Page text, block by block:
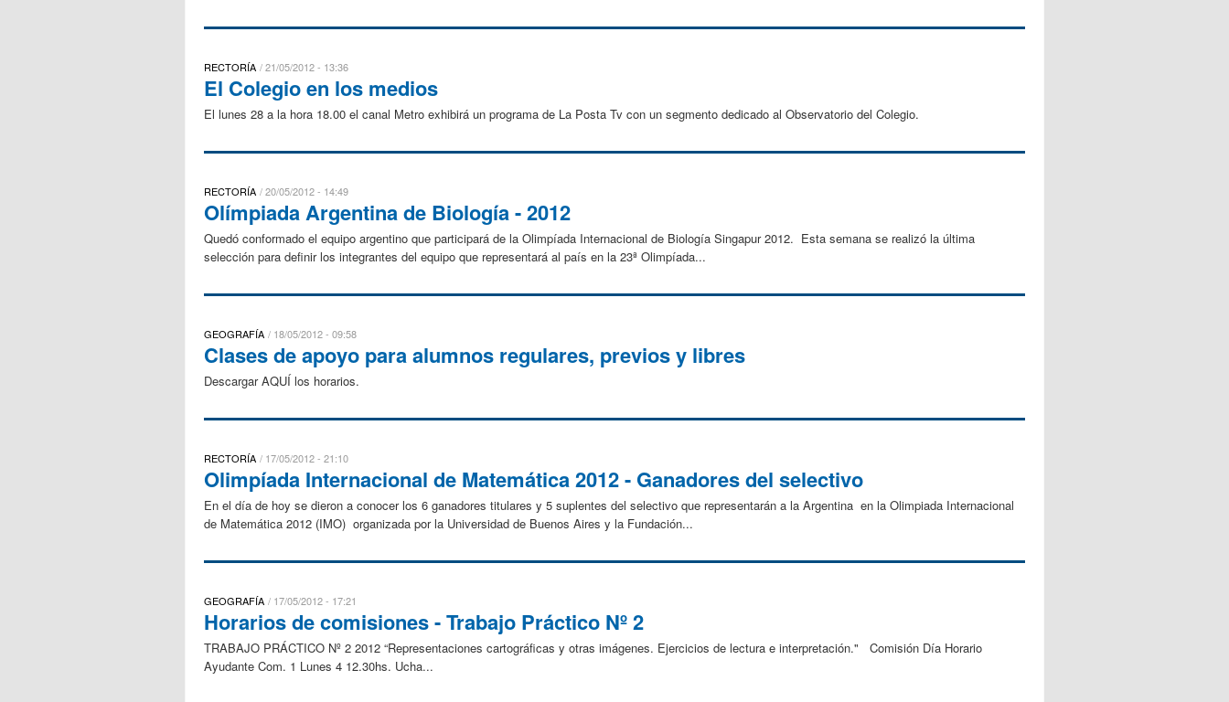
RECTORÍA 21/05/2012 - 13:36
El Colegio en los medios
El lunes 28 a la hora 18.00 el canal Metro exhibirá un programa de La Posta Tv con un segmento dedicado al Observatorio del Colegio.
RECTORÍA 20/05/2012 - 14:49
Olímpiada Argentina de Biología - 2012
Quedó conformado el equipo argentino que participará de la Olimpíada Internacional de Biología Singapur 2012. Esta semana se realizó la última
selección para definir los integrantes del equipo que representará al país en la 23ª Olimpíada...
GEOGRAFÍA 18/05/2012 - 09:58
Clases de apoyo para alumnos regulares, previos y libres
Descargar AQUÍ los horarios.
RECTORÍA 17/05/2012 - 21:10
Olimpíada Internacional de Matemática 2012 - Ganadores del selectivo
En el día de hoy se dieron a conocer los 6 ganadores titulares y 5 suplentes del selectivo que representarán a la Argentina en la Olimpiada Internacional
de Matemática 2012 (IMO) organizada por la Universidad de Buenos Aires y la Fundación...
GEOGRAFÍA 17/05/2012 - 17:21
Horarios de comisiones - Trabajo Práctico Nº 2
TRABAJO PRÁCTICO Nº 2 2012 “Representaciones cartográficas y otras imágenes. Ejercicios de lectura e interpretación." Comisión Día Horario
Ayudante Com. 1 Lunes 4 12.30hs. Ucha...